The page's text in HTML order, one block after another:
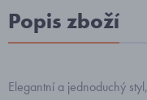
Popis zboží
Elegantní a jednoduchý